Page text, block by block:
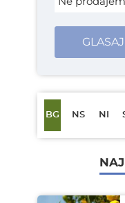
GLASAJ
BG NS NI